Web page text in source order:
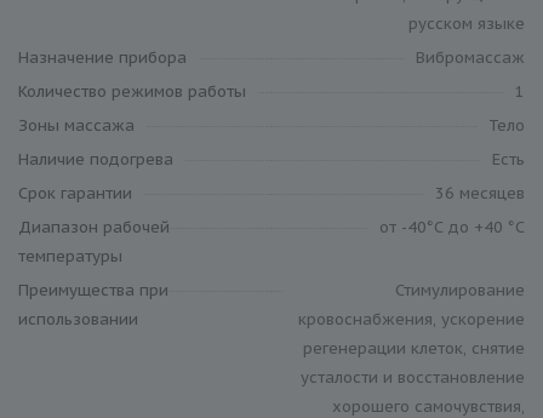
русском языке
Назначение прибора
Вибромассаж
Количество режимов работы
1
Зоны массажа
Тело
Наличие подогрева
Есть
Срок гарантии
36 месяцев
Диапазон рабочей
температуры
от -40°С до +40 °С
Преимущества при
использовании
Стимулирование
кровоснабжения, ускорение
регенерации клеток, снятие
усталости и восстановление
хорошего самочувствия,